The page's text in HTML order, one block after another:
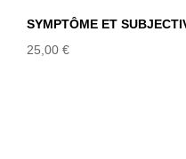
SYMPTÔME ET
25,00 €